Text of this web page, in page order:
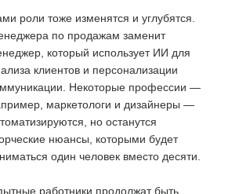
роли тоже изменятся и углубятся.
по продажам заменит
который использует ИИ для
клиентов и персонализации
Некоторые профессии —
маркетологи и дизайнеры —
но останутся
нюансы, которыми будет
один человек вместо десяти.
работники продолжат быть